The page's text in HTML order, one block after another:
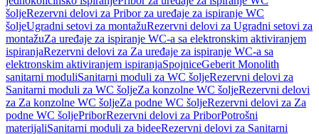
šoljeRezervni delovi za Pribor za uređaje za ispiranje WC
šoljeUgradni setovi za montažuRezervni delovi za Ugradni setovi za
montažuZa uređaje za ispiranje WC-a sa elektronskim aktiviranjem
ispiranjaRezervni delovi za Za uređaje za ispiranje WC-a sa
elektronskim aktiviranjem ispiranjaSpojniceGeberit Monolith
sanitarni moduliSanitarni moduli za WC šoljeRezervni delovi za
Sanitarni moduli za WC šoljeZa konzolne WC šoljeRezervni delovi
za Za konzolne WC šoljeZa podne WC šoljeRezervni delovi za Za
podne WC šoljePriborRezervni delovi za PriborPotrošni
materijaliSanitarni moduli za bideeRezervni delovi za Sanitarni